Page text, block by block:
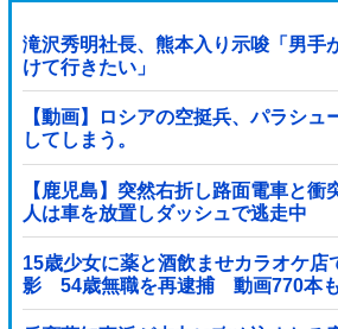
滝沢秀明社長、熊本入り示唆「男手
けて行きたい」
【動画】ロシアの空挺兵、パラシュ
してしまう。
【鹿児島】突然右折し路面電車と
人は車を放置しダッシュで逃走中
15歳少女に薬と酒飲ませカラオケ店
影 54歳無職を再逮捕 動画770本